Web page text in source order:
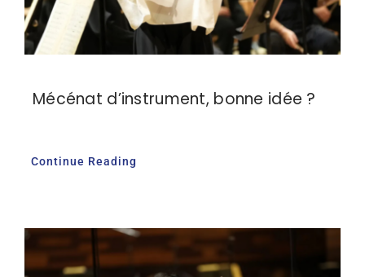
Mécénat d’instrument, bonne idée ?
Continue Reading